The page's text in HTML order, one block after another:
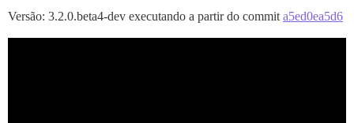
Versão: 3.2.0.beta4-dev executando a partir do commit a5ed0ea5d6